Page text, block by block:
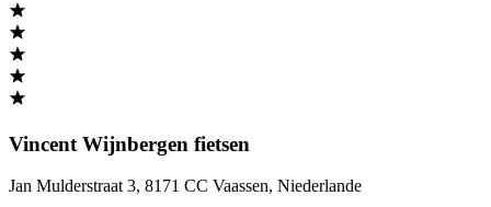
Vincent Wijnbergen fietsen
Jan Mulderstraat 3, 8171 CC Vaassen, Niederlande